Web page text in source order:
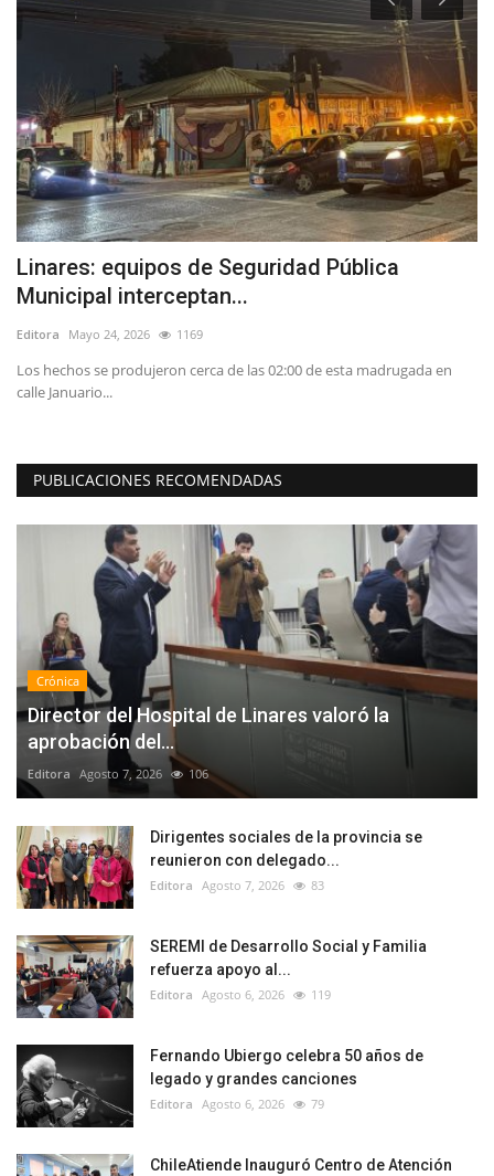
Linares: equipos de Seguridad Pública
Municipal interceptan...
Editora Mayo 24, 2026 1169
Los hechos se produjeron cerca de las 02:00 de esta madrugada en
calle Januario...
PUBLICACIONES RECOMENDADAS
Crónica
Director del Hospital de Linares valoró la
aprobación del...
Editora Agosto 7, 2026 106
Dirigentes sociales de la provincia se
reunieron con delegado...
Editora Agosto 7, 2026 83
SEREMI de Desarrollo Social y Familia
refuerza apoyo al...
Editora Agosto 6, 2026 119
Fernando Ubiergo celebra 50 años de
legado y grandes canciones
Editora Agosto 6, 2026 79
ChileAtiende Inauguró Centro de Atención